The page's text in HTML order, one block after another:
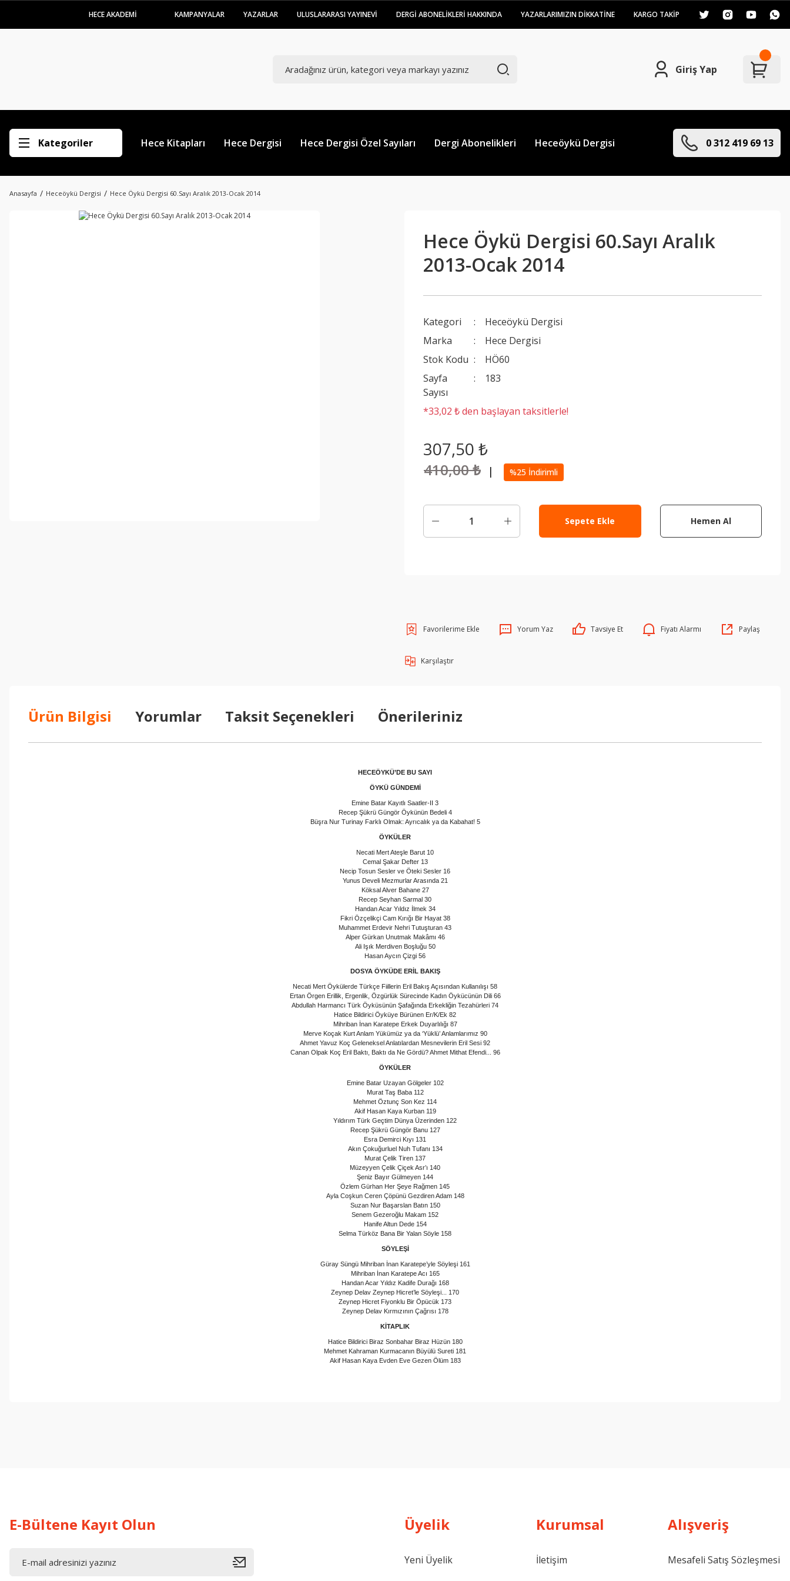
HECE AKADEMİ KAMPANYALAR YAZARLAR ULUSLARARASI YAYINEVİ DERGİ ABONELİKLERİ HAKKINDA YAZARLARIMIZIN DİKKATİNE KARGO TAKİP
Giriş Yap
Kategoriler Hece Kitapları Hece Dergisi Hece Dergisi Özel Sayıları Dergi Abonelikleri Heceöykü Dergisi 0 312 419 69 13
Anasayfa Heceöykü Dergisi Hece Öykü Dergisi 60.Sayı Aralık 2013-Ocak 2014
Hece Öykü Dergisi 60.Sayı Aralık
2013-Ocak 2014
Kategori
Heceöykü Dergisi
Marka
Hece Dergisi
Stok Kodu
HÖ60
Sayfa
Sayısı
183
*33,02 ₺ den başlayan taksitlerle!
307,50 ₺
410,00 ₺ | %25 İndirimli
Sepete Ekle Hemen Al
Yorum Yaz Tavsiye Et Fiyatı Alarmı Paylaş
Karşılaştır
Ürün Bilgisi Yorumlar Taksit Seçenekleri Önerileriniz
HECEÖYKÜ’DE BU SAYI
ÖYKÜ GÜNDEMİ
Emine Batar Kayıtlı Saatler-II 3
Recep Şükrü Güngör Öykünün Bedeli 4
Büşra Nur Turinay Farklı Olmak: Ayrıcalık ya da Kabahat! 5
ÖYKÜLER
Necati Mert Ateşle Barut 10
Cemal Şakar Defter 13
Necip Tosun Sesler ve Öteki Sesler 16
Yunus Develi Mezmurlar Arasında 21
Köksal Alver Bahane 27
Recep Seyhan Sarmal 30
Handan Acar Yıldız İlmek 34
Fikri Özçelikçi Cam Kırığı Bir Hayat 38
Muhammet Erdevir Nehri Tutuşturan 43
Alper Gürkan Unutmak Makâmı 46
Ali Işık Merdiven Boşluğu 50
Hasan Aycın Çizgi 56
DOSYA ÖYKÜDE ERİL BAKIŞ
Necati Mert Öykülerde Türkçe Fiillerin Eril Bakış Açısından Kullanılışı 58
Ertan Örgen Erillik, Ergenlik, Özgürlük Sürecinde Kadın Öykücünün Dili 66
Abdullah Harmancı Türk Öyküsünün Şafağında Erkekliğin Tezahürleri 74
Hatice Bildirici Öyküye Bürünen Er/K/Ek 82
Mihriban İnan Karatepe Erkek Duyarlılığı 87
Merve Koçak Kurt Anlam Yükümüz ya da ‘Yüklü’ Anlamlarımız 90
Ahmet Yavuz Koç Geleneksel Anlatılardan Mesnevilerin Eril Sesi 92
Canan Olpak Koç Eril Baktı, Baktı da Ne Gördü? Ahmet Mithat Efendi... 96
ÖYKÜLER
Emine Batar Uzayan Gölgeler 102
Murat Taş Baba 112
Mehmet Öztunç Son Kez 114
Akif Hasan Kaya Kurban 119
Yıldırım Türk Geçtim Dünya Üzerinden 122
Recep Şükrü Güngör Banu 127
Esra Demirci Kıyı 131
Akın Çokuğurluel Nuh Tufanı 134
Murat Çelik Tiren 137
Müzeyyen Çelik Çiçek Asr’ı 140
Şeniz Bayır Gülmeyen 144
Özlem Gürhan Her Şeye Rağmen 145
Ayla Coşkun Ceren Çöpünü Gezdiren Adam 148
Suzan Nur Başarslan Batın 150
Senem Gezeroğlu Makam 152
Hanife Altun Dede 154
Selma Türköz Bana Bir Yalan Söyle 158
SÖYLEŞİ
Güray Süngü Mihriban İnan Karatepe’yle Söyleşi 161
Mihriban İnan Karatepe Acı 165
Handan Acar Yıldız Kadife Durağı 168
Zeynep Delav Zeynep Hicret’le Söyleşi... 170
Zeynep Hicret Fiyonklu Bir Öpücük 173
Zeynep Delav Kırmızının Çağrısı 178
KİTAPLIK
Hatice Bildirici Biraz Sonbahar Biraz Hüzün 180
Mehmet Kahraman Kurmacanın Büyülü Sureti 181
Akif Hasan Kaya Evden Eve Gezen Ölüm 183
E-Bültene Kayıt Olun Üyelik
Yeni Üyelik
Kurumsal
İletişim
Alışveriş
Mesafeli Satış Sözleşmesi